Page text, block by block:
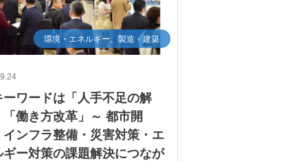
環境・エネルギー、製造・建築
ーワードは「人手不足の解
「働き方改革」～ 都市開
インフラ整備・災害対策・エ
ギー対策の課題解決につなが